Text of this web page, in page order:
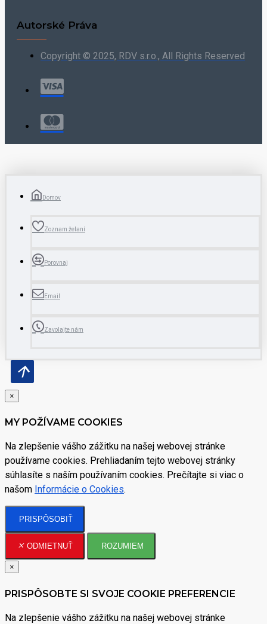
Autorské Práva
Copyright © 2025, RDV s.r.o., All Rights Reserved
Domov
Zoznam želaní
Porovnaj
Email
Zavolajte nám
×
MY POŽÍVAME COOKIES
Na zlepšenie vášho zážitku na našej webovej stránke
používame cookies. Prehliadaním tejto webovej stránky
súhlasíte s naším používaním cookies. Prečítajte si viac o
našom Informácie o Cookies.
PRISPÔSOBIŤ
ODMIETNUŤ ROZUMIEM
×
PRISPÔSOBTE SI SVOJE COOKIE PREFERENCIE
Na zlepšenie vášho zážitku na našej webovej stránke